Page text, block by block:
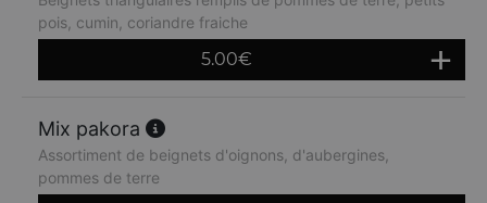
pois, cumin, coriandre fraiche
5.00€
Mix pakora
Assortiment de beignets d'oignons, d'aubergines,
pommes de terre